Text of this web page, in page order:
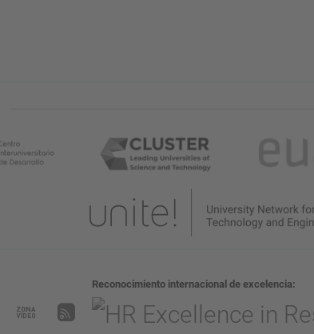
Reconocimiento internacional de excelencia